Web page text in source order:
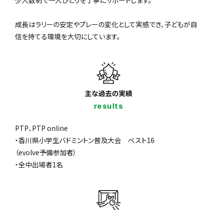
成長はラリーの安定やプレーの変化として実感でき、子どもが自
信を持てる環境を大切にしています。
主な過去の実績
results
PTP、PTP online
・香川県小学生バドミントン普及大会 ベスト16
（evolve予備参加者）
・全中出場者1名